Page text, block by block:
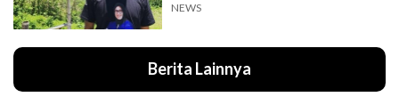
NEWS
Berita Lainnya